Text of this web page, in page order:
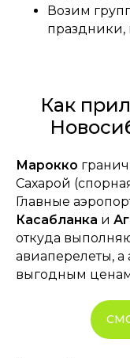
Возим
праздники,
Как
Марокко
Сахарой
Главные
Касабланка и
откуда
авиаперелеты,
выгодным